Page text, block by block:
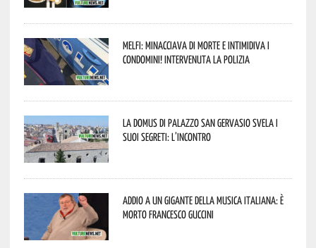
Melfi: minacciava di morte e intimidiva i
condomini! Intervenuta la Polizia
La Domus di Palazzo San Gervasio svela i
suoi segreti: l’incontro
Addio a un gigante della musica italiana: è
morto Francesco Guccini